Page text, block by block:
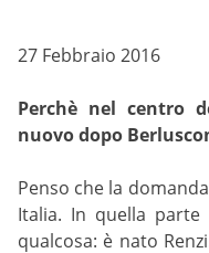
27 Febbraio 2016
Perchè nel centro
nuovo dopo
Penso che la
Italia. In quella
qualcosa: è nato